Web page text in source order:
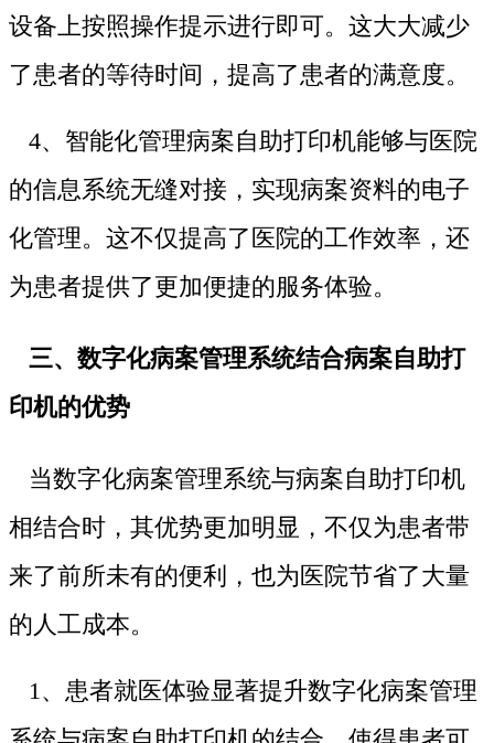
设备上按照操作提示进行即可。这大大减少
了患者的等待时间，提高了患者的满意度。
4、智能化管理病案自助打印机能够与医院
的信息系统无缝对接，实现病案资料的电子
化管理。这不仅提高了医院的工作效率，还
为患者提供了更加便捷的服务体验。
三、数字化病案管理系统结合病案自助打
印机的优势
当数字化病案管理系统与病案自助打印机
相结合时，其优势更加明显，不仅为患者带
来了前所未有的便利，也为医院节省了大量
的人工成本。
1、患者就医体验显著提升数字化病案管理